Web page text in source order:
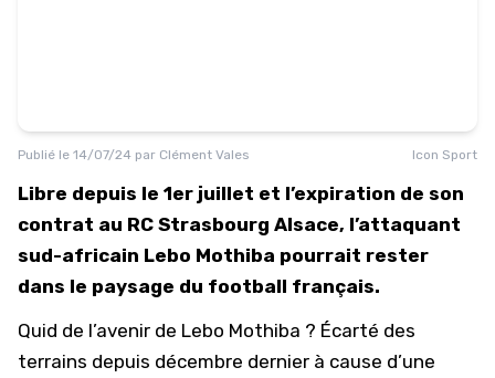
Publié le 14/07/24 par Clément Vales Icon Sport
Libre depuis le 1er juillet et l’expiration de son
contrat au RC Strasbourg Alsace, l’attaquant
sud-africain Lebo Mothiba pourrait rester
dans le paysage du football français.
Quid de l’avenir de Lebo Mothiba ? Écarté des
terrains depuis décembre dernier à cause d’une